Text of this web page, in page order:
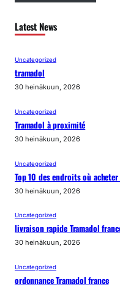
Latest News
Uncategorized
tramadol
30 heinäkuun, 2026
Uncategorized
Tramadol à proximité
30 heinäkuun, 2026
Uncategorized
Top 10 des endroits où
30 heinäkuun, 2026
Uncategorized
livraison rapide Tramadol
30 heinäkuun, 2026
Uncategorized
ordonnance Tramadol france